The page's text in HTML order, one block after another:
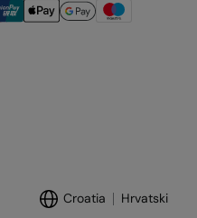
Croatia Hrvatski